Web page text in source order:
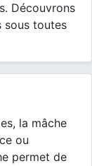
Découvrons
sous toutes
la mâche
ou
permet de